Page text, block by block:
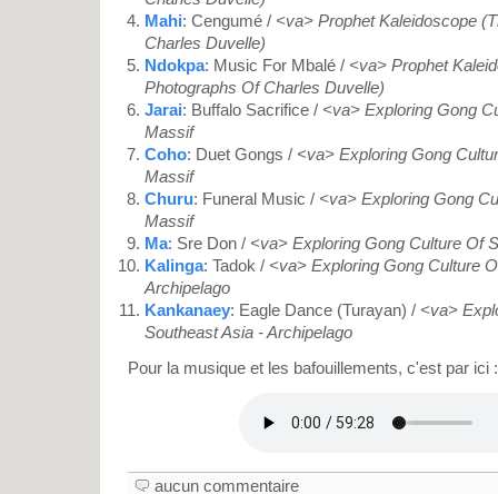
Mahi: Cengumé / <va> Prophet Kaleidoscope
Charles Duvelle)
Ndokpa: Music For Mbalé / <va> Prophet
Photographs Of Charles Duvelle)
Jarai: Buffalo Sacrifice / <va> Exploring Gong
Massif
Coho: Duet Gongs / <va> Exploring Gong
Massif
Churu: Funeral Music / <va> Exploring Gong
Massif
Ma: Sre Don / <va> Exploring Gong Culture Of
Kalinga: Tadok / <va> Exploring Gong Culture
Archipelago
Kankanaey: Eagle Dance (Turayan) / <va>
Southeast Asia - Archipelago
Pour la musique et les bafouillements, c'est par ici :
aucun commentaire